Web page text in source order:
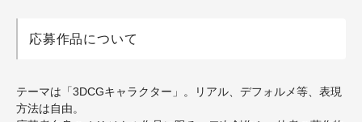
応募作品について
テーマは「3DCGキャラクター」。
リアル、デフォルメ等、表現
方法は自由。